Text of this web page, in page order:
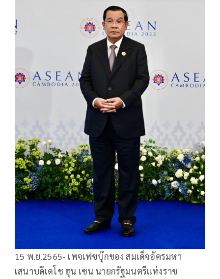
15 พ.ย.2565- เพจเฟซบุ๊กของ สมเด็จอัครมหา
เสนาบดีเดโช ฮุน เซน นายกรัฐมนตรีแห่งราช